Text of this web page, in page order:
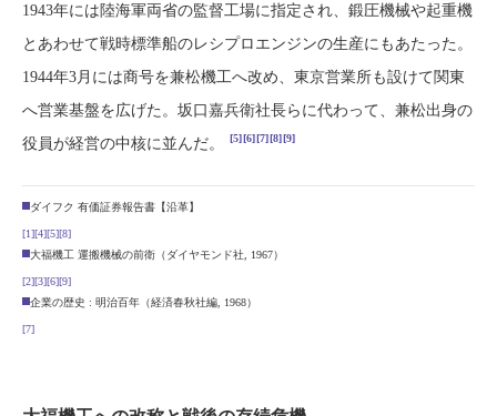
1943年には陸海軍両省の監督工場に指定され、鍛圧機械や起重機
とあわせて戦時標準船のレシプロエンジンの生産にもあたった。
1944年3月には商号を兼松機工へ改め、東京営業所も設けて関東
へ営業基盤を広げた。坂口嘉兵衛社長らに代わって、兼松出身の
役員が経営の中核に並んだ。
[5][6][7][8][9]
ダイフク 有価証券報告書【沿革】
[1][4][5][8]
大福機工 運搬機械の前衛（ダイヤモンド社, 1967）
[2][3][6][9]
企業の歴史 : 明治百年（経済春秋社編, 1968）
[7]